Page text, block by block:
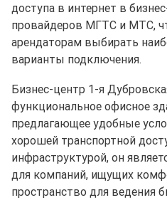
доступа в интернет в
провайдеров МГТС и МТС,
арендаторам выбирать
варианты подключения.
Бизнес-центр 1-я
функциональное офисное
предлагающее удобные
хорошей транспортной
инфраструктурой, он
для компаний, ищущих
пространство для ведения